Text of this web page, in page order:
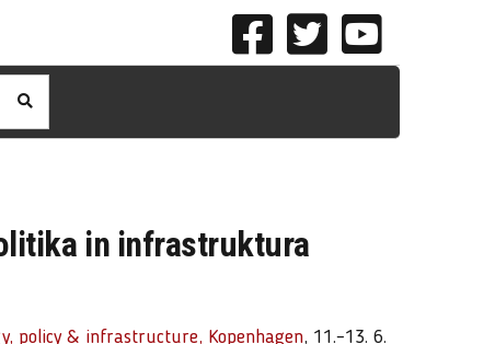
in infrastruktura
policy & infrastructure, Kopenhagen, 11.–13. 6.